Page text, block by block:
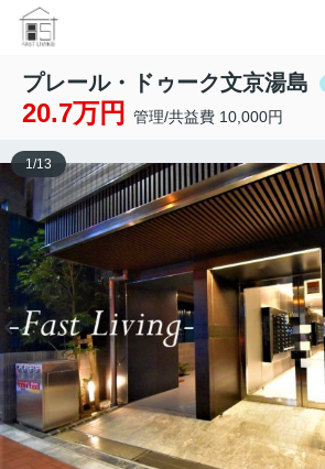
プレール・ドゥーク文京湯島
20.7万円 管理/共益費 10,000円
1/13